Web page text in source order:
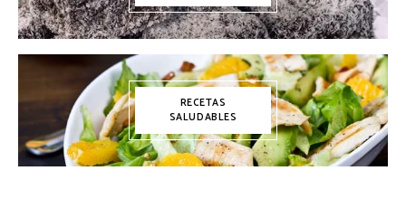
RECETAS
SALUDABLES